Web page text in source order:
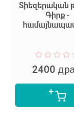
Տիեզերական թռիչք․
Գիրք -
համայնապատկեր
2400 драм